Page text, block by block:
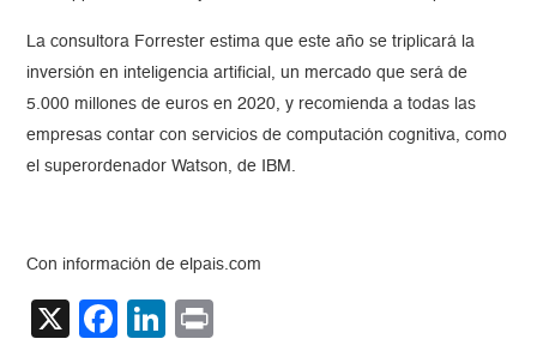
La consultora Forrester estima que este año se triplicará la
inversión en inteligencia artificial, un mercado que será de
5.000 millones de euros en 2020, y recomienda a todas las
empresas contar con servicios de computación cognitiva, como
el superordenador Watson, de IBM.
Con información de elpais.com
X Facebook
LinkedIn